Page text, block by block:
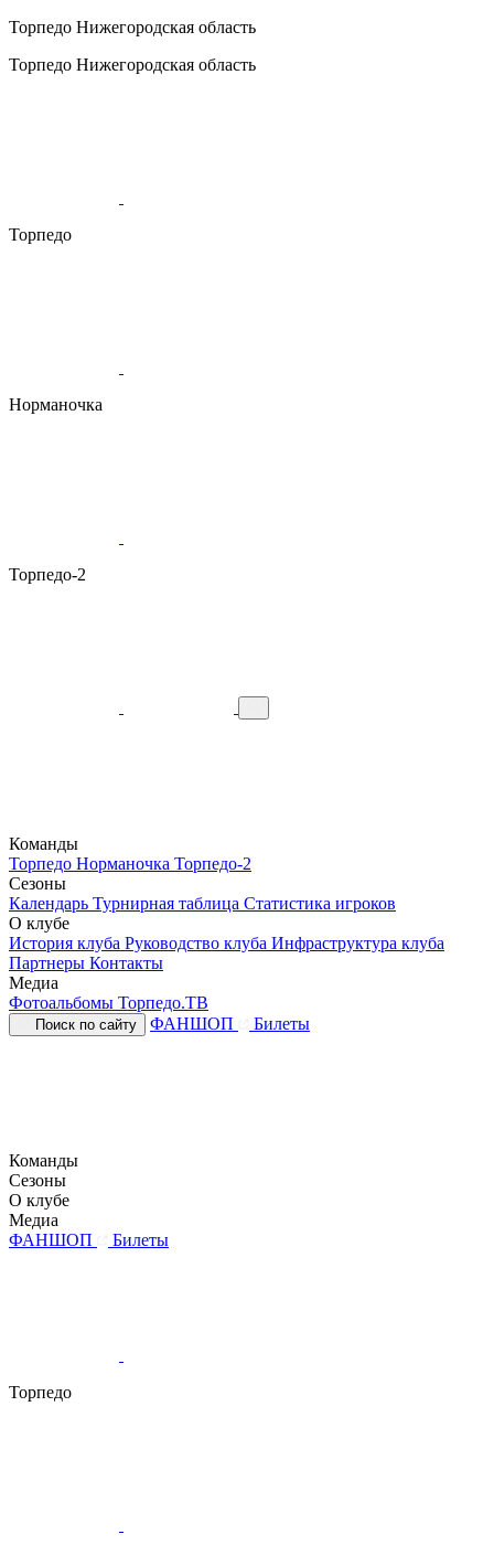
Торпедо Нижегородская область
Торпедо Нижегородская область
Торпедо
Норманочка
Торпедо-2
Команды
Торпедо Норманочка Торпедо-2
Сезоны
Календарь Турнирная таблица Статистика игроков
О клубе
История клуба Руководство клуба Инфраструктура клуба
Партнеры Контакты
Медиа
Фотоальбомы Торпедо.ТВ
Поиск по сайту ФАНШОП Билеты
Команды
Сезоны
О клубе
Медиа
ФАНШОП
Билеты
Торпедо